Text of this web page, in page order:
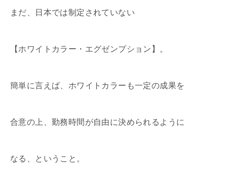
まだ、日本では制定されていない
【ホワイトカラー・エグゼンプション】。
簡単に言えば、ホワイトカラーも一定の成果を
合意の上、勤務時間が自由に決められるように
なる、ということ。